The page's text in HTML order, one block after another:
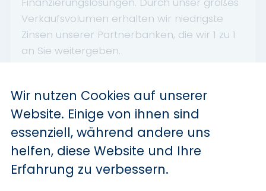
Verkaufsvolumen erhalten wir niedrigste
Zinsen unserer Partnerbanken, die wir 1 zu 1
an Sie weitergeben.
149 EUR erhältlich.
Paketinhalt: Fußmatten, Verbandskasten,
Warndreieck, Warnweste, Aufbereitung
Innen- und Außenreinigung), Vorabsendung
Zulassungsunterlagen, Montage
Kennzeichenhalter.
Wir nutzen Cookies auf unserer
Website. Einige von ihnen sind
essenziell, während andere uns
helfen, diese Website und Ihre
Erfahrung zu verbessern.